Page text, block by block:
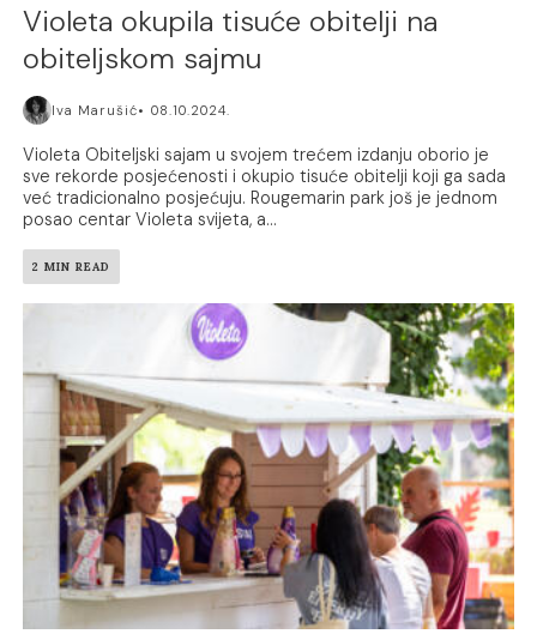
Violeta okupila tisuće obitelji na
obiteljskom sajmu
Iva Marušić 08.10.2024.
Violeta Obiteljski sajam u svojem trećem izdanju oborio je
sve rekorde posjećenosti i okupio tisuće obitelji koji ga sada
već tradicionalno posjećuju. Rougemarin park još je jednom
posao centar Violeta svijeta, a...
2 MIN READ